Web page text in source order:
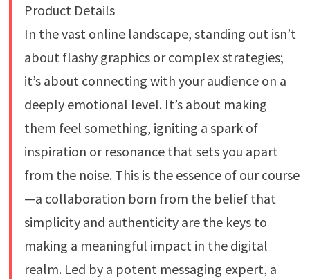
Product Details
In the vast online landscape, standing out isn’t
about flashy graphics or complex strategies;
it’s about connecting with your audience on a
deeply emotional level. It’s about making
them feel something, igniting a spark of
inspiration or resonance that sets you apart
from the noise. This is the essence of our course
—a collaboration born from the belief that
simplicity and authenticity are the keys to
making a meaningful impact in the digital
realm. Led by a potent messaging expert, a